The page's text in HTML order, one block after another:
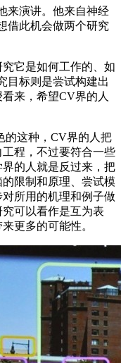
演讲。他来自神经
借此机会做两个研究
它是如何工作的、如
目标则是尝试构建出
来，希望CV界的人
这种，CV界的人把
程，不过要符合一些
的人就是反过来，把
限制和原理、尝试模
所用的机理和例子做
可以看作是互为表
更多的可能性。